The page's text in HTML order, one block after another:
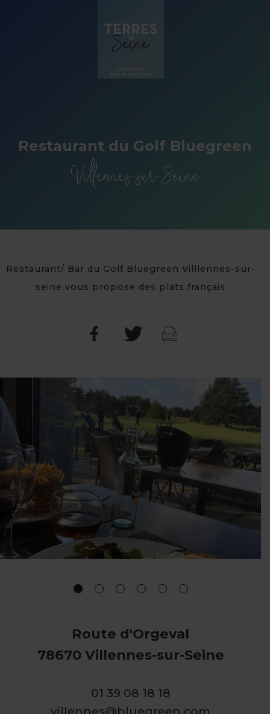
Restaurant du Golf Bluegreen
Villennes-sur-Seine
Restaurant/ Bar du Golf Bluegreen Villlennes-sur-
seine vous propose des plats français
Route d'Orgeval
78670 Villennes-sur-Seine
01 39 08 18 18